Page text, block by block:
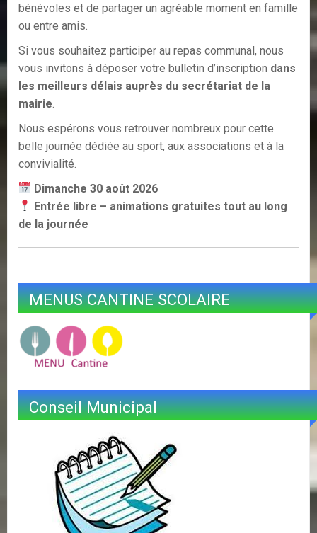
bénévoles et de partager un agréable moment en famille
ou entre amis.
Si vous souhaitez participer au repas communal, nous
vous invitons à déposer votre bulletin d’inscription dans
les meilleurs délais auprès du secrétariat de la
mairie.
Nous espérons vous retrouver nombreux pour cette
belle journée dédiée au sport, aux associations et à la
convivialité.
Dimanche 30 août 2026
Entrée libre – animations gratuites tout au long
de la journée
MENUS CANTINE SCOLAIRE
Conseil Municipal